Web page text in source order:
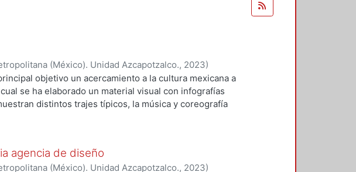
(México). Unidad Azcapotzalco., 2023)
Alejandroobjetivo un acercamiento a la cultura mexicana a
se ha elaborado un material visual con infografías
distintos trajes típicos, la música y coreografía
se pueden observar diferentes estilos de
musical en listas de reproducción que junto a la
muestran un poco de las tradiciones de cada uno de
agencia de diseño
(México). Unidad Azcapotzalco., 2023)